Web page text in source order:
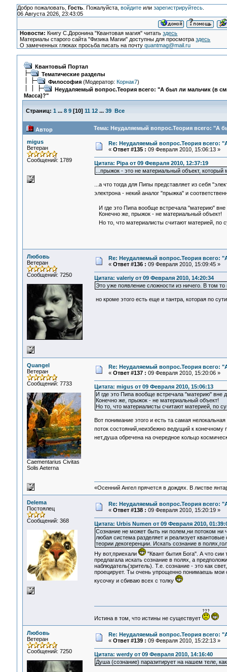
Добро пожаловать, Гость. Пожалуйста, войдитеили зарегистрируйтесь.
06 Августа 2026, 23:43:05
Новости: Книгу С.Доронина "Квантовая магия" читатьздесь
Материалы старого сайта "Физика Магии" доступны для просмотраздесь
О замеченных глюках просьба писать на почтуquantmag@mail.ru
Квантовый Портал
Тематические разделы
Философия(Модератор: Корнак7)
Неудаляемый вопрос.Теория всего: "А был ли мальчик (в
Масса)?"
Страниц: 1 ... 8 9[10] 11 12 ... 39 Все
Автор Тема: Неудаляемый вопрос.Теория всего: "А
migus
Ветеран
Сообщений: 1789
Re: Неудаляемый вопрос.Теория всего:
« Ответ #135 : 09 Февраля 2010, 15:06:13 »
Цитата: Pipa от 09 Февраля 2010, 12:37:19
...прыжок - это не материальный объект,
...а что тогда для Пипы представляет из себя
электрона - некий аналог "прыжка" и
И где это Пипа вообще встречала "материю"
Конечно же, прыжок - не материальный объект!
Но то, что материалисты считают материей,
Любовь
Ветеран
Сообщений: 7250
Re: Неудаляемый вопрос.Теория всего:
« Ответ #136 : 09 Февраля 2010, 15:09:45 »
Цитата: valeriy от 09 Февраля 2010, 14:20:34
Это уже появление сложности из ничего. В том
но кроме этого есть еще и тантра, которая по
Quangel
Ветеран
Сообщений: 7733
Сaementarius Civitas
Solis Aeterna
Re: Неудаляемый вопрос.Теория всего:
« Ответ #137 : 09 Февраля 2010, 15:20:06 »
Цитата: migus от 09 Февраля 2010, 15:06:13
И где это Пипа вообще встречала "материю" вне
Конечно же, прыжок - не материальный объект!
Но то, что материалисты считают материей, по
Вот понимание этого и есть та самая
поток состояний,неизбежно ведущий к конечному
нет,душа обречена на очередное кольцо
«Осенний Ангел прячется в дождях. В листве
Delema
Постоялец
Сообщений: 368
Re: Неудаляемый вопрос.Теория всего:
« Ответ #138 : 09 Февраля 2010, 15:20:19 »
Цитата: Urbis Numen от 09 Февраля 2010,
Сознание не может быть ни полем,ни потоком
любая система разделяет и реализует
теории декогеренции. Искать сознание в
Ну вот,приехали
"Квант бытия Бога". А что сии
предлагала искать сознание в полях, а
наблюдатель(зритель). Т.е. сознание - это как
проецирует. Ты очень упрощенно понимаешь мои
кусочку и сбиваю всех с толку
Истина в том, что истины не существует
Любовь
Ветеран
Сообщений: 7250
Re: Неудаляемый вопрос.Теория всего:
« Ответ #139 : 09 Февраля 2010, 15:22:13 »
Цитата: werdy от 09 Февраля 2010, 14:16:40
Душа (сознание) паразитирует на нашем теле,